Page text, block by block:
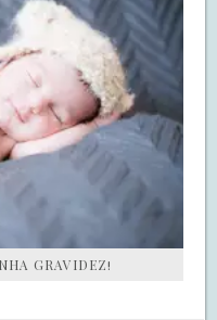
GRAVIDEZ!